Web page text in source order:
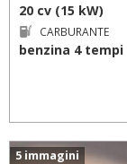
20 cv (15 kW)
CARBURANTE
benzina 4 tempi
5 immagini